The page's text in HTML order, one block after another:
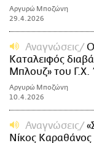
Αργυρώ Μποζώνη
29.4.2026
Αναγνώσεις
Καταλειφός
Μπλουζ» του Γ.Χ.
Αργυρώ Μποζώνη
10.4.2026
Αναγνώσεις
Νίκος Καραθάνος